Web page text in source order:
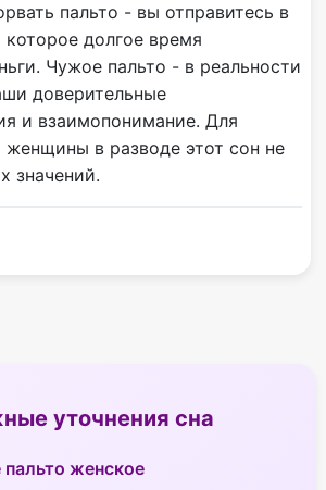
пальто - вы отправитесь в
которое долгое время
Чужое пальто - в реальности
доверительные
и взаимопонимание. Для
в разводе этот сон не
значений.
уточнения сна
пальто женское